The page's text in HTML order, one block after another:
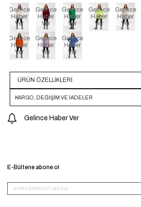
Gelince
Haber
Ver
Gelince
Haber
Ver
Gelince
Haber
Ver
Gelince
Haber
Ver
Gelince
Haber
Ver
Gelince
Haber
Ver
Gelince
Haber
Ver
Gelince
Haber
Ver
ÜRÜN ÖZELLIKLERI
KARGO, DEĞİŞİM VE İADELER
Gelince Haber Ver
E-Bültene abone ol